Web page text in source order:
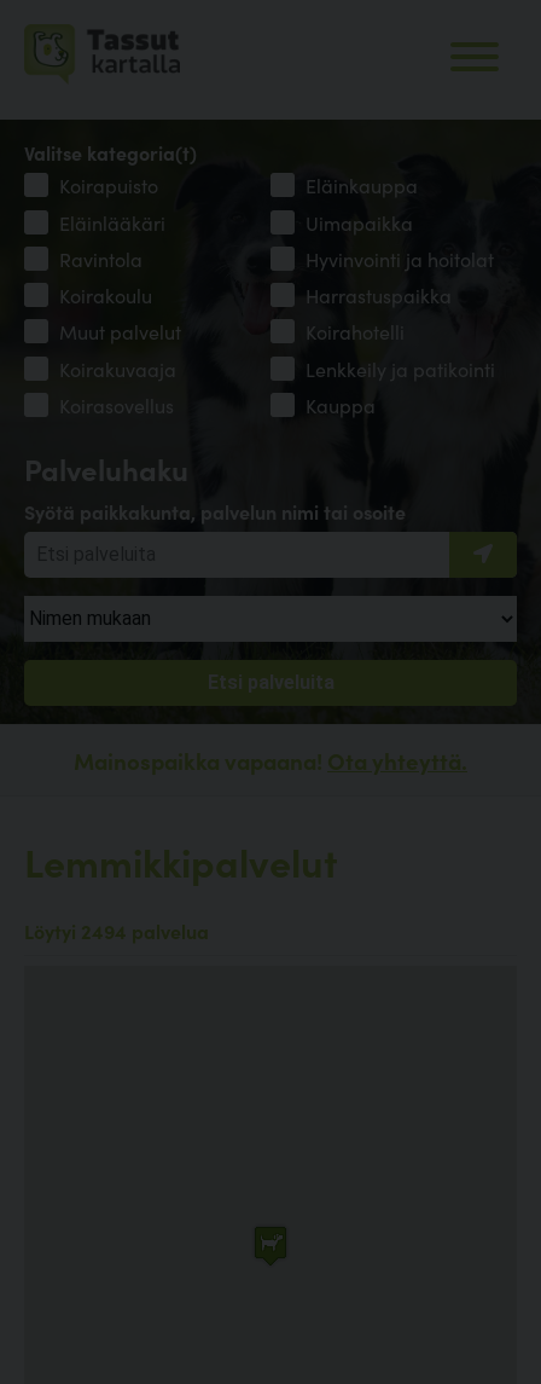
Palveluhaku
Syötä paikkakunta, palvelun nimi tai osoite
Valitse kategoria(t)
Koirapuisto
Eläinkauppa
Eläinlääkäri
Uimapaikka
Ravintola
Hyvinvointi ja hoitolat
Koirakoulu
Harrastuspaikka
Muut palvelut
Koirahotelli
Koirakuvaaja
Lenkkeily ja patikointi
Koirasovellus
Kauppa
Mainospaikka vapaana! Ota yhteyttä.
Lemmikkipalvelut
Löytyi 2494 palvelua